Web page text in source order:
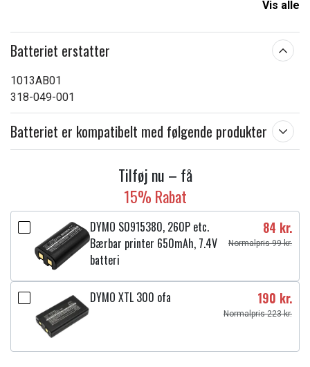
Vis alle
Batteriet erstatter
1013AB01
318-049-001
Batteriet er kompatibelt med følgende produkter
Tilføj nu – få
15% Rabat
DYMO S0915380, 260P etc.
Bærbar printer 650mAh, 7.4V
batteri
84 kr.
Normalpris 99 kr.
DYMO XTL 300 ofa 190 kr.
Normalpris 223 kr.